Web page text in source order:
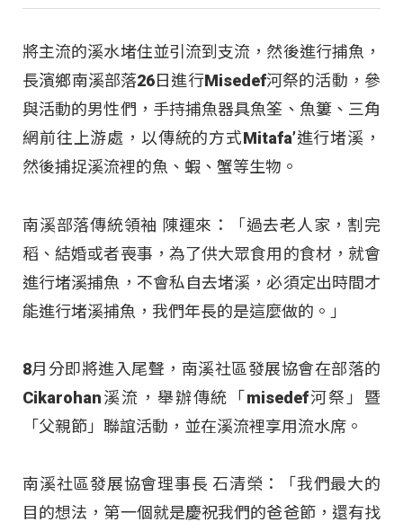
將主流的溪水堵住並引流到支流，然後進行捕魚，
長濱鄉南溪部落26日進行Misedef河祭的活動，參
與活動的男性們，手持捕魚器具魚筌、魚簍、三角
網前往上游處，以傳統的方式Mitafa’進行堵溪，
然後捕捉溪流裡的魚、蝦、蟹等生物。
南溪部落傳統領袖 陳運來：「過去老人家，割完
稻、結婚或者喪事，為了供大眾食用的食材，就會
進行堵溪捕魚，不會私自去堵溪，必須定出時間才
能進行堵溪捕魚，我們年長的是這麼做的。」
8月分即將進入尾聲，南溪社區發展協會在部落的
Cikarohan溪流，舉辦傳統「misedef河祭」暨
「父親節」聯誼活動，並在溪流裡享用流水席。
南溪社區發展協會理事長 石清榮：「我們最大的
目的想法，第一個就是慶祝我們的爸爸節，還有找